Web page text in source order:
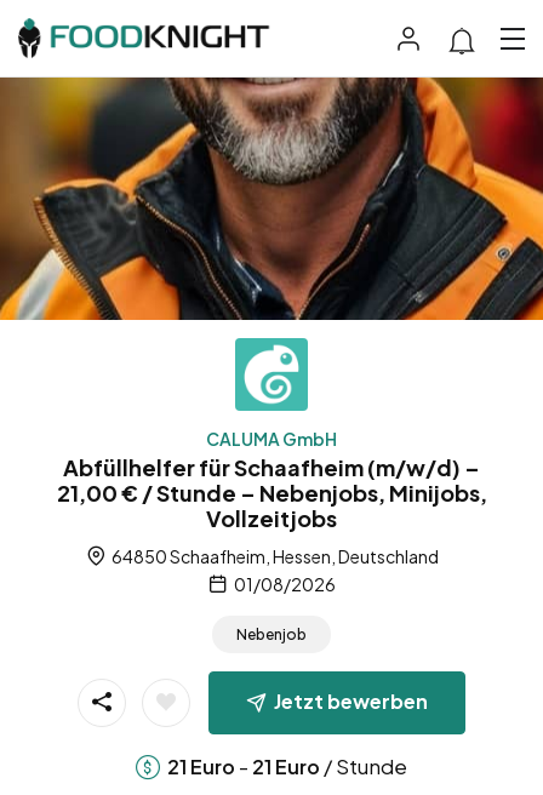
CALUMA GmbH
Abfüllhelfer für Schaafheim (m/w/d) –
21,00 € / Stunde – Nebenjobs, Minijobs,
Vollzeitjobs
64850 Schaafheim, Hessen, Deutschland
01/08/2026
Nebenjob
Jetzt bewerben
21 Euro - 21 Euro / Stunde